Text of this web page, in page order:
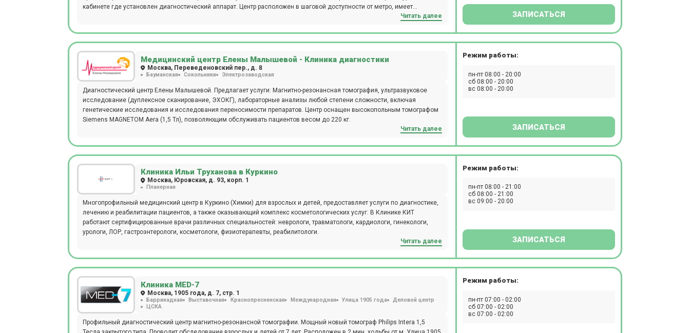
кабинете где установлен диагностический аппарат. Центр расположен в шаговой доступности от метро, имеет
бесплатную парковку для пациентов, доброжелательный персонал и соответствует высокому уровню обслуживания
Читать далее ЗАПИСАТЬСЯ
Медицинский центр Елены Малышевой - Клиника диагностики
Москва, Переведеновский пер., д. 8
Бауманская Сокольники Электрозаводская
Диагностический центр Елены Малышевой. Предлагает услуги: Магнитно-резонансная томография, ультразвуковое
исследование (дуплексное сканирование, ЭХОКГ), лабораторные анализы любой степени сложности, включая
генетические исследования и исследования переносимости препаратов. Центр оснащен высокопольным томографом
Siemens MAGNETOM Aera (1,5 Тл), позволяющим обслуживать пациентов весом до 220 кг.
Читать далее
Режим работы:
пн-пт 08:00 - 20:00
сб 08:00 - 20:00
вс 08:00 - 20:00
ЗАПИСАТЬСЯ
Клиника Ильи Труханова в Куркино
Москва, Юровская, д. 93, корп. 1
Планерная
Многопрофильный медицинский центр в Куркино (Химки) для взрослых и детей, предоставляет услуги по диагностике,
лечению и реабилитации пациентов, а также оказывающий комплекс косметологических услуг. В Клинике КИТ
работают сертифицированные врачи различных специальностей: неврологи, травматологи, кардиологи, гинекологи,
урологи, ЛОР, гастроэнтерологи, косметологи, физиотерапевты, реабилитологи.
Читать далее
Режим работы:
пн-пт 08:00 - 21:00
сб 08:00 - 21:00
вс 09:00 - 20:00
ЗАПИСАТЬСЯ
Клиника MED-7
Москва, 1905 года, д. 7, стр. 1
Баррикадная Выставочная Краснопресненская Международная Улица 1905 года
Деловой центр
ЦСКА
Профильный диагностический центр магнитно-резонансной томографии. Мощный новый томограф Philips Intera 1,5
Режим работы:
пн-пт 07:00 - 02:00
сб 07:00 - 02:00
вс 07:00 - 02:00